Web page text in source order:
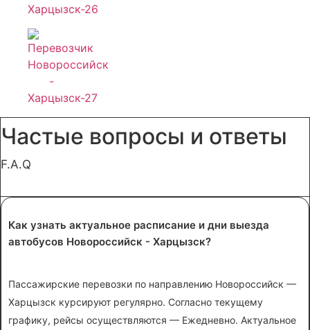
Частые вопросы и ответы
F.A.Q
Как узнать актуальное расписание и дни выезда
автобусов Новороссийск - Харцызск?
Пассажирские перевозки по направлению Новороссийск —
Харцызск курсируют регулярно. Согласно текущему
графику, рейсы осуществляются — Ежедневно. Актуальное